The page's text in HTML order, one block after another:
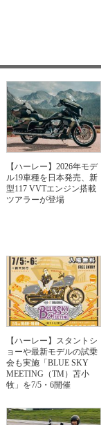
【ハーレー】2026年モデ
ル19車種を日本発売、新
型117 VVTエンジン搭載
ツアラーが登場
【ハーレー】スタントシ
ョーや最新モデルの試乗
会も実施「BLUE SKY
MEETING（TM）苫小
牧」を7/5・6開催